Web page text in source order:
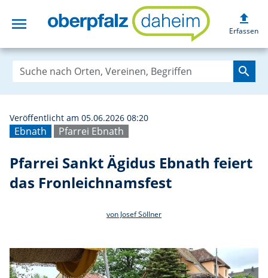
menu Pfarrei Sankt
upload
Erfassen
search
Ebnath Pfarrei Ebnath
Veröffentlicht am 05.06.2026 08:20
Pfarrei Sankt Ägidus Ebnath feiert
das Fronleichnamsfest
von Josef Söllner